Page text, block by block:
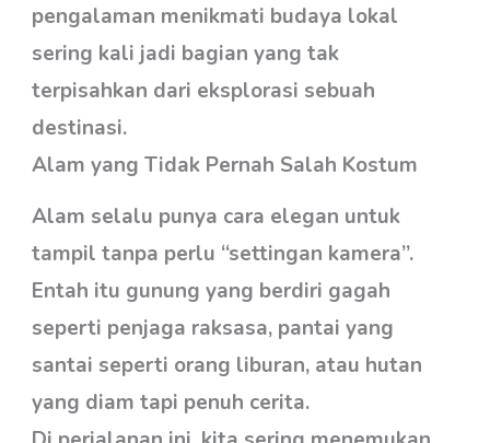
pengalaman menikmati budaya lokal
sering kali jadi bagian yang tak
terpisahkan dari eksplorasi sebuah
destinasi.
Alam yang Tidak Pernah Salah Kostum
Alam selalu punya cara elegan untuk
tampil tanpa perlu “settingan kamera”.
Entah itu gunung yang berdiri gagah
seperti penjaga raksasa, pantai yang
santai seperti orang liburan, atau hutan
yang diam tapi penuh cerita.